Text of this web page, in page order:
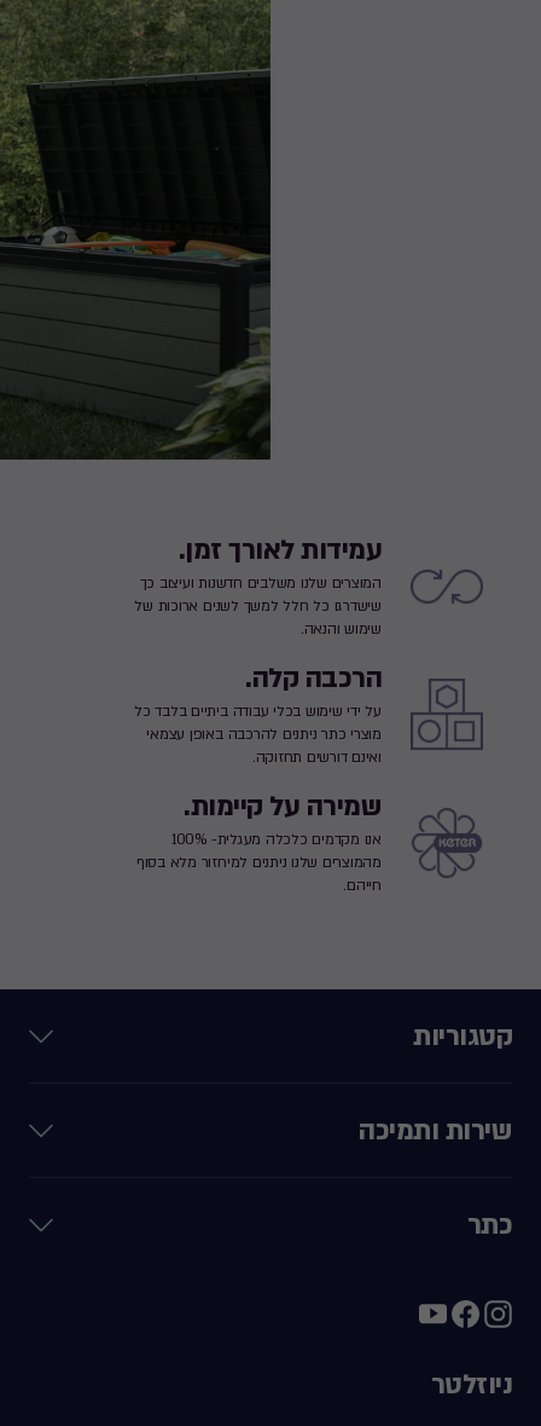
עמידות לאורך זמן.
המוצרים שלנו משלבים חדשנות ועיצוב כך
שישדרגו כל חלל למשך לשנים ארוכות של
שימוש והנאה.
הרכבה קלה.
על ידי שימוש בכלי עבודה ביתיים בלבד כל
מוצרי כתר ניתנים להרכבה באופן עצמאי
ואינם דורשים תחזוקה.
שמירה על קיימות.
אנו מקדמים כלכלה מעגלית- 100%
מהמוצרים שלנו ניתנים למיחזור מלא בסוף
חייהם.
קטגוריות
שירות ותמיכה
כתר
ניוזלטר